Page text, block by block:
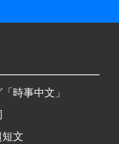
時事中文」
文